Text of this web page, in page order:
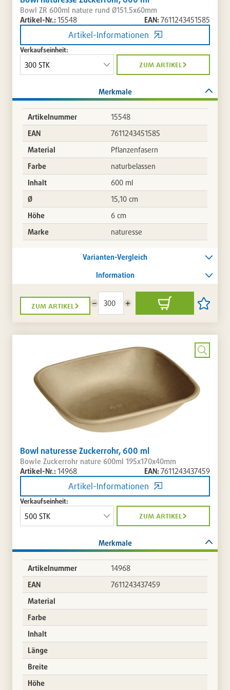
Bowl ZR 600ml nature rund Ø151.5x60mm
Artikel-Nr.:15548 EAN:7611243451585
Artikel-Informationen
Verkaufseinheit:
zum artikel
Merkmale
Artikelnummer
15548
EAN
7611243451585
Material
Pflanzenfasern
Farbe
naturbelassen
Inhalt
600 ml
Ø
15,10 cm
Höhe
6 cm
Marke
naturesse
Varianten-Vergleich
Information
zum artikel
Menge
reduzieren
Menge
erhöhen
In
den
Artikel
setzen
/
Bild
Bowl naturesse Zuckerrohr, 600 ml
Bowle Zuckerrohr nature 600ml 195x170x40mm
Artikel-Nr.:14968 EAN:7611243437459
Artikel-Informationen
Verkaufseinheit:
zum artikel
Merkmale
Artikelnummer
14968
EAN
7611243437459
Material
Farbe
Inhalt
Länge
Breite
Höhe